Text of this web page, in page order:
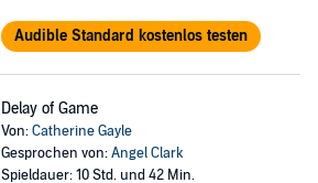
Audible Standard kostenlos testen
Delay of Game
Von:Catherine Gayle
Gesprochen von:Angel Clark
Spieldauer: 10 Std. und 42 Min.